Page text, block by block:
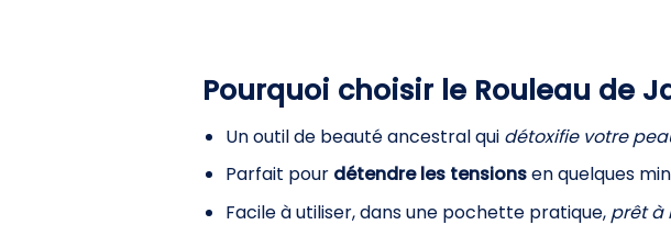
Pourquoi choisir le Rouleau de
Un outil de beauté ancestral qui détoxifie votre
Parfait pour détendre les tensionsen quelques
Facile à utiliser, dans une pochette pratique, prêt à